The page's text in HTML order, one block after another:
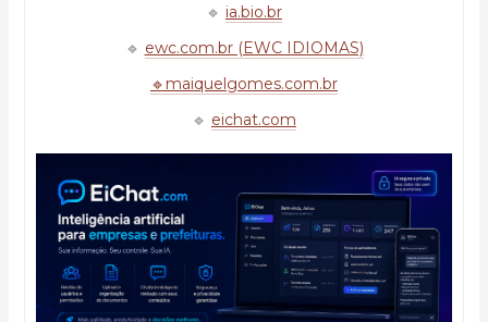
🔹 ia.bio.br
🔹 ewc.com.br (EWC IDIOMAS)
🔹maiquelgomes.com.br
🔹 eichat.com